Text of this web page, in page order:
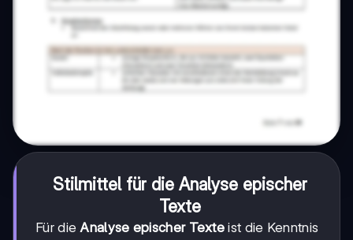
Stilmittel für die Analyse epischer
Texte
Für dieAnalyse epischer Texte ist die Kenntnis